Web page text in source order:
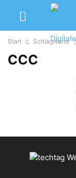
Start Schlagworte
CCC